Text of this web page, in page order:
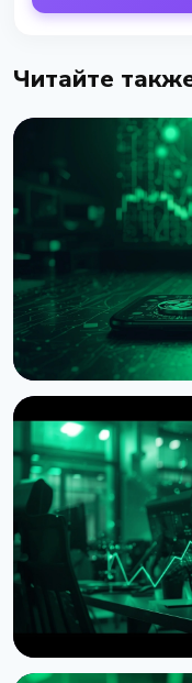
Читайте
MetaMask
автономной
7 августа 2026 г. 4 мин